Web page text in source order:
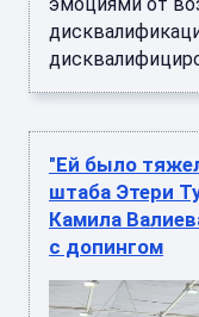
"Ей было
штаба Этери
Камила
с допингом